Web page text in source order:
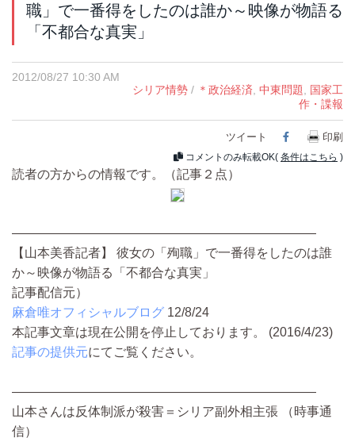
職」で一番得をしたのは誰か～映像が物語る
「不都合な真実」
2012/08/27 10:30 AM
シリア情勢 / ＊政治経済 中東問題
国家工
作・諜報
ツイート Facebook
印刷
コメントのみ転載OK( 条件はこちら )
読者の方からの情報です。（記事２点）
————————————————————————
【山本美香記者】 彼女の「殉職」で一番得をしたのは誰
か～映像が物語る「不都合な真実」
記事配信元）
麻倉唯オフィシャルブログ 12/8/24
本記事文章は現在公開を停止しております。 (2016/4/23)
記事の提供元にてご覧ください。
————————————————————————
山本さんは反体制派が殺害＝シリア副外相主張 （時事通
信）